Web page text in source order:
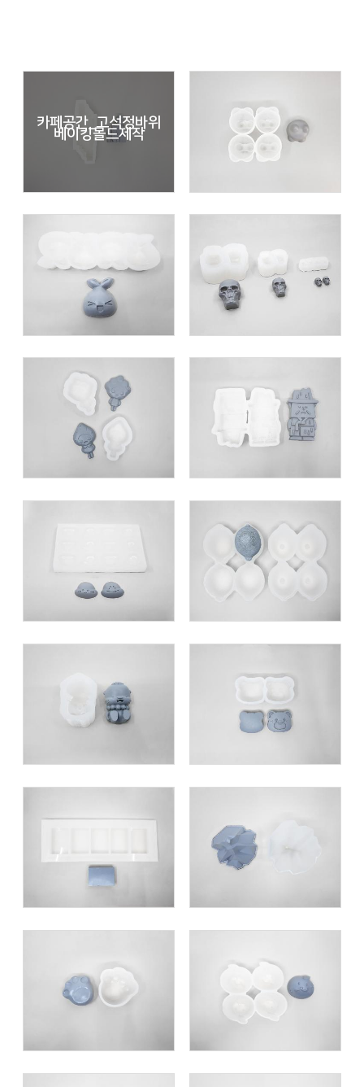
카페공간_고석정바위
베이킹몰드제작
갱 5구 몰드 제작
어썸마운틴카페_산모
양 베이킹 몰드 제작
타임애프터타임카페_
발자국모양 베이킹 몰
드 제작
제주냥이카페_제주냥
이 베이킹 4구 2종 몰
드 제작